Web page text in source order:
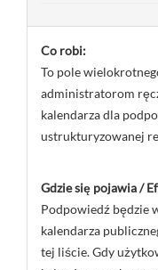
Co robi:
To pole
administratorom
kalendarza dla
ustrukturyzowanej
Gdzie się pojawia /
Podpowiedź będzie
kalendarza
tej liście. Gdy